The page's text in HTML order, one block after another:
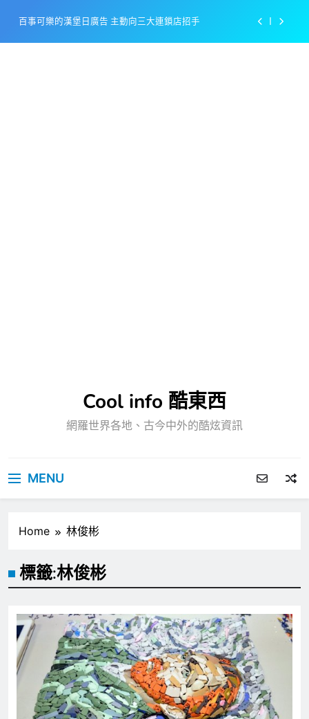
content
百事可樂的漢堡日廣告 主動向三大連鎖店招手
Cool info 酷東西
網羅世界各地、古今中外的酷炫資訊
MENU
Home 林俊彬
標籤:林俊彬